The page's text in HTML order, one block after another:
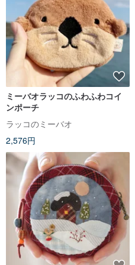
ミーバオラッコのふわふわコイ
ンポーチ
ラッコのミーバオ
2,576円